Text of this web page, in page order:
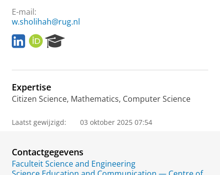
E-mail:
w.sholihah@rug.nl
L
i
k
d
I
O
R
I
e
c
o
a
l
Expertise
Citizen Science, Mathematics, Computer Science
Laatst gewijzigd: 03 oktober 2025 07:54
Contactgegevens
Faculteit Science and Engineering